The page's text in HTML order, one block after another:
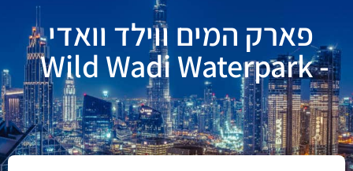
פארק המים ווילד וואדי
- Wild Wadi Waterpark